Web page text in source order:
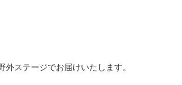
ステージでお届けいたします。